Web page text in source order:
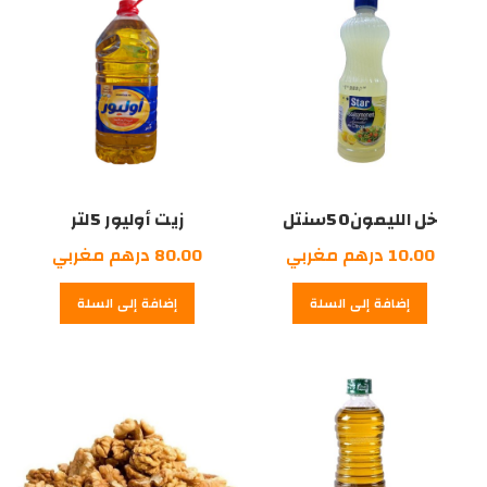
خل الليمون50سنتل
10.00 درهم مغربي
إضافة إلى السلة
زيت أوليور 5لتر
80.00 درهم مغربي
إضافة إلى السلة